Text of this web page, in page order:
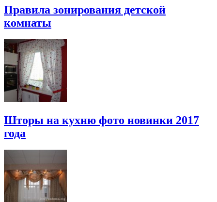
Правила зонирования детской
комнаты
Шторы на кухню фото новинки 2017
года